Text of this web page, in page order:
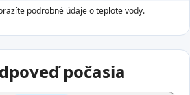
podrobné údaje o teplote vody.
počasia